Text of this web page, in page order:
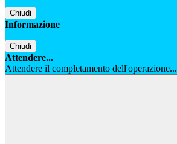
Chiudi
Informazione
Chiudi
Attendere...
Attendere il completamento dell'operazione...